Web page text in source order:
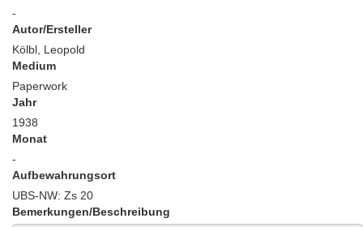
-
Autor/Ersteller
Kölbl, Leopold
Medium
Paperwork
Jahr
1938
Monat
-
Aufbewahrungsort
UBS-NW: Zs 20
Bemerkungen/Beschreibung